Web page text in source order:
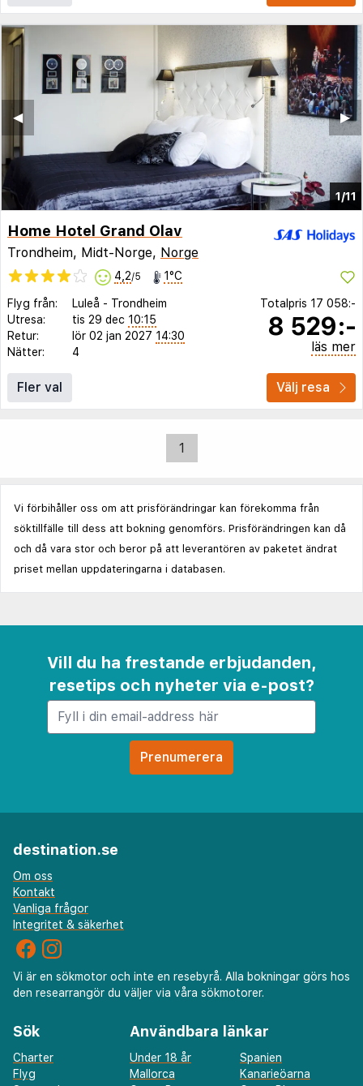
1/11
▶︎
◀︎
Home Hotel Grand Olav
Trondheim, Midt-Norge, Norge
4,2/5 1°C
Flyg från: Luleå - Trondheim
Utresa:
tis 29 dec 10:15
Retur:
lör 02 jan 2027 14:30
Nätter:
4
Totalpris 17 058:-
8 529:-
läs mer
Fler val Välj resa
1
Vi förbihåller oss om att prisförändringar kan förekomma från
söktillfälle till dess att bokning genomförs. Prisförändringen kan då
och då vara stor och beror på att leverantören av paketet ändrat
priset mellan uppdateringarna i databasen.
Vill du ha frestande erbjudanden,
resetips och nyheter via e-post?
destination.se
Om oss
Kontakt
Vanliga frågor
Integritet & säkerhet
Vi är en sökmotor och inte en resebyrå. Alla bokningar görs hos
den researrangör du väljer via våra sökmotorer.
Sök
Charter
Flyg
Användbara länkar
Under 18 år
Spanien
Mallorca
Kanarieöarna